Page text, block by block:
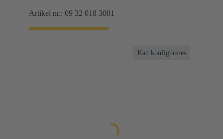
Artikel nr.: 09 32 018 3001
Kan konfigureres